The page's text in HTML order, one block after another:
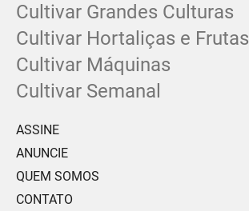
Cultivar Grandes Culturas
Cultivar Hortaliças e Frutas
Cultivar Máquinas
Cultivar Semanal
ASSINE
ANUNCIE
QUEM SOMOS
CONTATO